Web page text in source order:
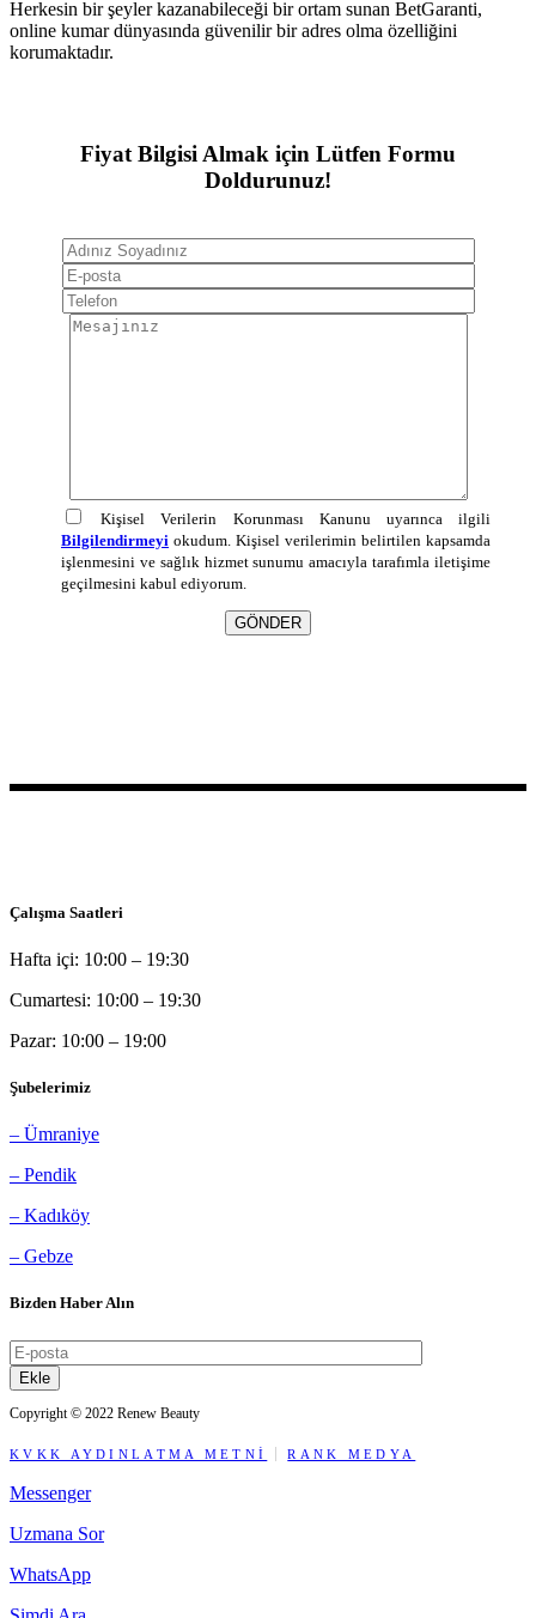
Herkesin bir şeyler kazanabileceği bir ortam sunan BetGaranti,
online kumar dünyasında güvenilir bir adres olma özelliğini
korumaktadır.
Fiyat Bilgisi Almak için Lütfen Formu
Doldurunuz!
Kişisel Verilerin Korunması Kanunu uyarınca ilgili
Bilgilendirmeyi okudum. Kişisel verilerimin belirtilen kapsamda
işlenmesini ve sağlık hizmet sunumu amacıyla tarafımla iletişime
geçilmesini kabul ediyorum.
GÖNDER
Çalışma Saatleri
Hafta içi: 10:00 – 19:30
Cumartesi: 10:00 – 19:30
Pazar: 10:00 – 19:00
Şubelerimiz
– Ümraniye
– Pendik
– Kadıköy
– Gebze
Bizden Haber Alın
Ekle
Copyright © 2022 Renew Beauty
KVKK AYDINLATMA METNİ RANK MEDYA
Messenger
Uzmana Sor
WhatsApp